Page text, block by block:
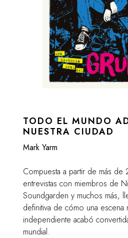
TODO EL MUNDO
NUESTRA CIUDAD
Mark Yarm
Compuesta a partir de más de
entrevistas con miembros de
Soundgarden y muchos más,
definitiva de cómo una escena
independiente acabó
mundial.